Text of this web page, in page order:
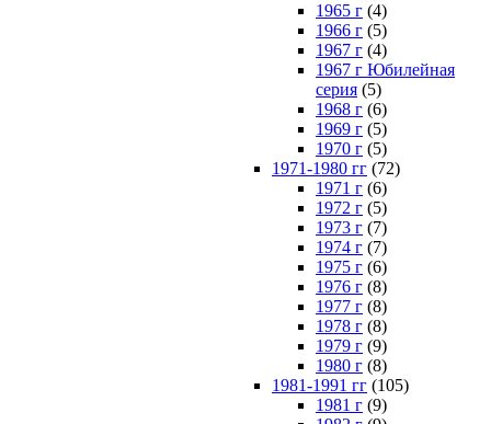
1965 г (4)
1966 г (5)
1967 г (4)
1967 г Юбилейная
серия (5)
1968 г (6)
1969 г (5)
1970 г (5)
1971-1980 гг (72)
1971 г (6)
1972 г (5)
1973 г (7)
1974 г (7)
1975 г (6)
1976 г (8)
1977 г (8)
1978 г (8)
1979 г (9)
1980 г (8)
1981-1991 гг (105)
1981 г (9)